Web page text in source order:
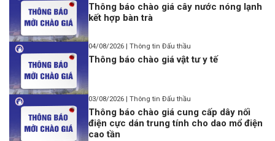
Thông báo chào giá cây nước nóng lạnh
kết hợp bàn trà
04/08/2026 | Thông tin Đấu thầu
Thông báo chào giá vật tư y tế
03/08/2026 | Thông tin Đấu thầu
Thông báo chào giá cung cấp dây nối
điện cực dán trung tính cho dao mổ điện
cao tần